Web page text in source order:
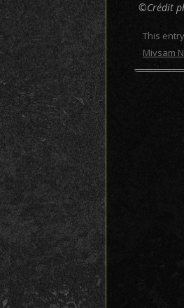
©Crédit
This
Mivsam